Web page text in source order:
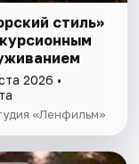
стиль»
2026 •
«Ленфильм»